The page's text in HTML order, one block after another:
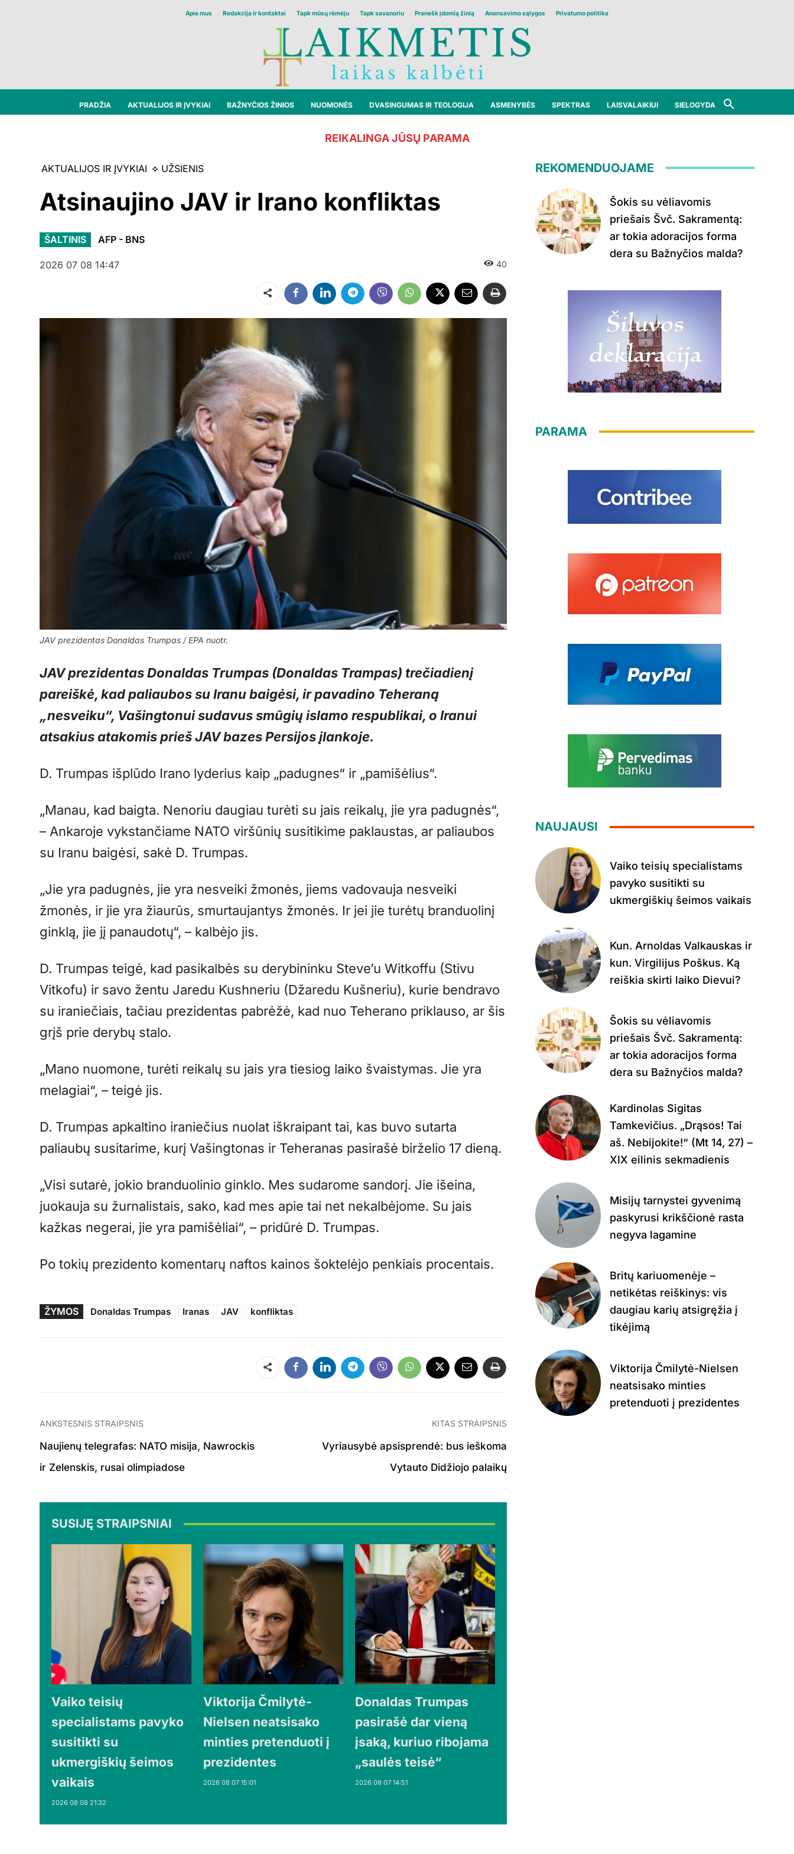
Apie mus Redakcija ir kontaktai Tapk mūsų rėmėju Tapk savanoriu Pranešk įdomią žinią Anonsavimo sąlygos Privatumo politika
PRADŽIA AKTUALIJOS IR ĮVYKIAI BAŽNYČIOS ŽINIOS NUOMONĖS DVASINGUMAS IR TEOLOGIJA ASMENYBĖS SPEKTRAS LAISVALAIKIUI SIELOGYDA
REIKALINGA JŪSŲ PARAMA
AKTUALIJOS IR ĮVYKIAI UŽSIENIS
Atsinaujino JAV ir Irano konfliktas
ŠALTINIS AFP - BNS
2026 07 08 14:47 40
Dalintis
JAV prezidentas Donaldas Trumpas / EPA nuotr.
JAV prezidentas Donaldas Trumpas (Donaldas Trampas) trečiadienį
pareiškė, kad paliaubos su Iranu baigėsi, ir pavadino Teheraną
„nesveiku“, Vašingtonui sudavus smūgių islamo respublikai, o Iranui
atsakius atakomis prieš JAV bazes Persijos įlankoje.
D. Trumpas išplūdo Irano lyderius kaip „padugnes“ ir „pamišėlius“.
„Manau, kad baigta. Nenoriu daugiau turėti su jais reikalų, jie yra padugnės“,
– Ankaroje vykstančiame NATO viršūnių susitikime paklaustas, ar paliaubos
su Iranu baigėsi, sakė D. Trumpas.
„Jie yra padugnės, jie yra nesveiki žmonės, jiems vadovauja nesveiki
žmonės, ir jie yra žiaurūs, smurtaujantys žmonės. Ir jei jie turėtų branduolinį
ginklą, jie jį panaudotų“, – kalbėjo jis.
D. Trumpas teigė, kad pasikalbės su derybininku Steve’u Witkoffu (Stivu
Vitkofu) ir savo žentu Jaredu Kushneriu (Džaredu Kušneriu), kurie bendravo
su iraniečiais, tačiau prezidentas pabrėžė, kad nuo Teherano priklauso, ar šis
grįš prie derybų stalo.
„Mano nuomone, turėti reikalų su jais yra tiesiog laiko švaistymas. Jie yra
melagiai“, – teigė jis.
D. Trumpas apkaltino iraniečius nuolat iškraipant tai, kas buvo sutarta
paliaubų susitarime, kurį Vašingtonas ir Teheranas pasirašė birželio 17 dieną.
„Visi sutarė, jokio branduolinio ginklo. Mes sudarome sandorį. Jie išeina,
juokauja su žurnalistais, sako, kad mes apie tai net nekalbėjome. Su jais
kažkas negerai, jie yra pamišėliai“, – pridūrė D. Trumpas.
Po tokių prezidento komentarų naftos kainos šoktelėjo penkiais procentais.
ŽYMOS Donaldas Trumpas Iranas JAV konfliktas
Dalintis
ANKSTESNIS STRAIPSNIS
Naujienų telegrafas: NATO misija, Nawrockis
ir Zelenskis, rusai olimpiadose
KITAS STRAIPSNIS
Vyriausybė apsisprendė: bus ieškoma
Vytauto Didžiojo palaikų
SUSIJĘ STRAIPSNIAI
Vaiko teisių
specialistams pavyko
susitikti su
ukmergiškių šeimos
vaikais
2026 08 08 21:32
Viktorija Čmilytė-
Nielsen neatsisako
minties pretenduoti į
prezidentes
2026 08 07 15:01
Donaldas Trumpas
pasirašė dar vieną
įsaką, kuriuo ribojama
„saulės teisė“
2026 08 07 14:51
REKOMENDUOJAME
Šokis su vėliavomis
priešais Švč. Sakramentą:
ar tokia adoracijos forma
dera su Bažnyčios malda?
PARAMA
NAUJAUSI
Vaiko teisių specialistams
pavyko susitikti su
ukmergiškių šeimos vaikais
Kun. Arnoldas Valkauskas ir
kun. Virgilijus Poškus. Ką
reiškia skirti laiko Dievui?
Šokis su vėliavomis
priešais Švč. Sakramentą:
ar tokia adoracijos forma
dera su Bažnyčios malda?
Kardinolas Sigitas
Tamkevičius. „Drąsos! Tai
aš. Nebijokite!“ (Mt 14, 27) –
XIX eilinis sekmadienis
Misijų tarnystei gyvenimą
paskyrusi krikščionė rasta
negyva lagamine
Britų kariuomenėje –
netikėtas reiškinys: vis
daugiau karių atsigręžia į
tikėjimą
Viktorija Čmilytė-Nielsen
neatsisako minties
pretenduoti į prezidentes